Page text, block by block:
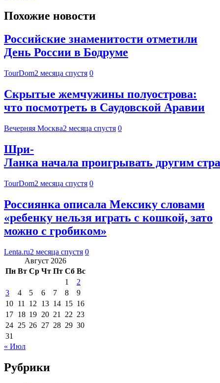
Похожие новости
Российские знаменитости отметили
День России в Бодруме
TourDom2 месяца спустя 0
Скрытые жемчужины полуострова:
что посмотреть в Саудовской Аравии
Вечерняя Москва2 месяца спустя 0
Шри-
Ланка начала проигрывать другим
TourDom2 месяца спустя 0
Россиянка описала Мексику словами
«ребенку нельзя играть с кошкой, зато
можно с гробиком»
Lenta.ru2 месяца спустя 0
Август 2026
Пн Вт Ср Чт Пт Сб Вс
1
2
3
4 5 6 7 8
9
10 11 12 13 14 15 16
17 18 19 20 21 22 23
24 25 26 27 28 29 30
31
« Июл
Рубрики